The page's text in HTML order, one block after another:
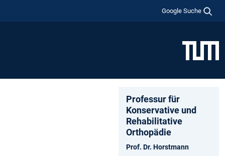
Google Suche
Professur für
Konservative und
Rehabilitative
Orthopädie
Prof. Dr. Horstmann